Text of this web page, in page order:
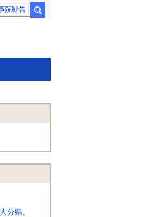
院勧告
大分県、